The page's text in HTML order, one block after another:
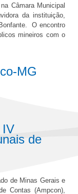
Câmara Municipal
da instituição,
O encontro
mineiros com o
MG
IV
de
de Minas Gerais e
Contas (Ampcon),